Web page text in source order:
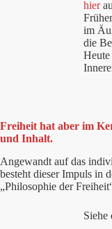
hier
im
die
Freiheit hat aber im
und Inhalt.
Angewandt auf das
besteht dieser Impuls in
„Philosophie der
Siehe